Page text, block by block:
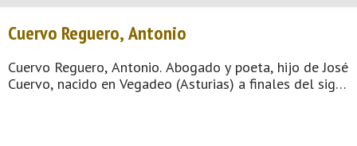
Cuervo Reguero, Antonio
Cuervo Reguero, Antonio. Abogado y poeta, hijo de José
Cuervo, nacido en Vegadeo (Asturias) a finales del siglo